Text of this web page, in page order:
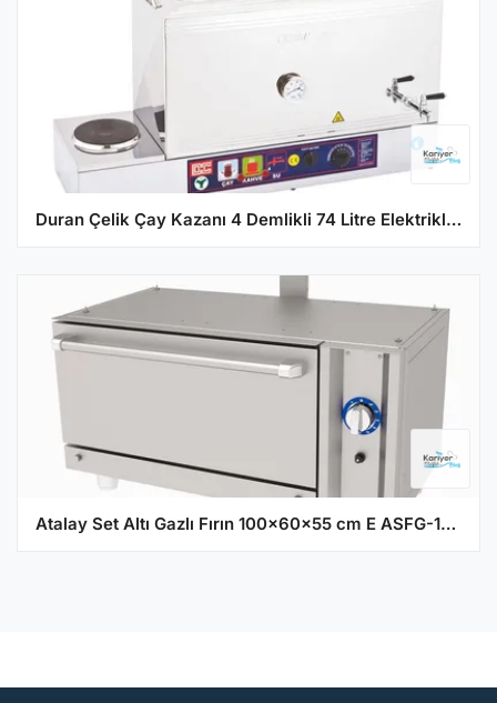
Duran Çelik Çay Kazanı 4 Demlikli 74 Litre Elektrikli Pleytli DÇ018
Atalay Set Altı Gazlı Fırın 100x60x55 cm E ASFG-1060